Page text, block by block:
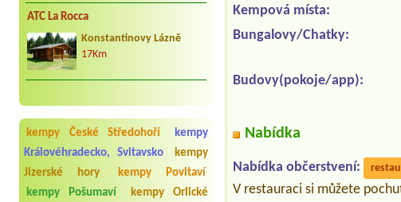
ATC La Rocca
Konstantinovy Lázně
17Km
kempy České Středohoří
kempy
Královéhradecko, Svitavsko
kempy
Jizerské hory
kempy Povltaví
kempy Pošumaví
kempy Orlické
Kempová místa:
Bungalovy/Chatky:
Budovy(pokoje/app):
Nabídka
Nabídka občerstvení:
V restauraci si můžete